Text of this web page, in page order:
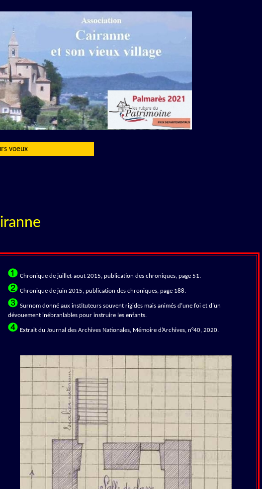
voeux
Chronique de juillet-aout 2015, publication des chroniques, page 51.
Chronique de juin 2015, publication des chroniques, page 188.
Surnom donné aux instituteurs souvent rigides mais animés d’une foi et d’un
dévouement inébranlables pour instruire les enfants.
Extrait du Journal des Archives Nationales, Mémoire d’Archives, n°40, 2020.